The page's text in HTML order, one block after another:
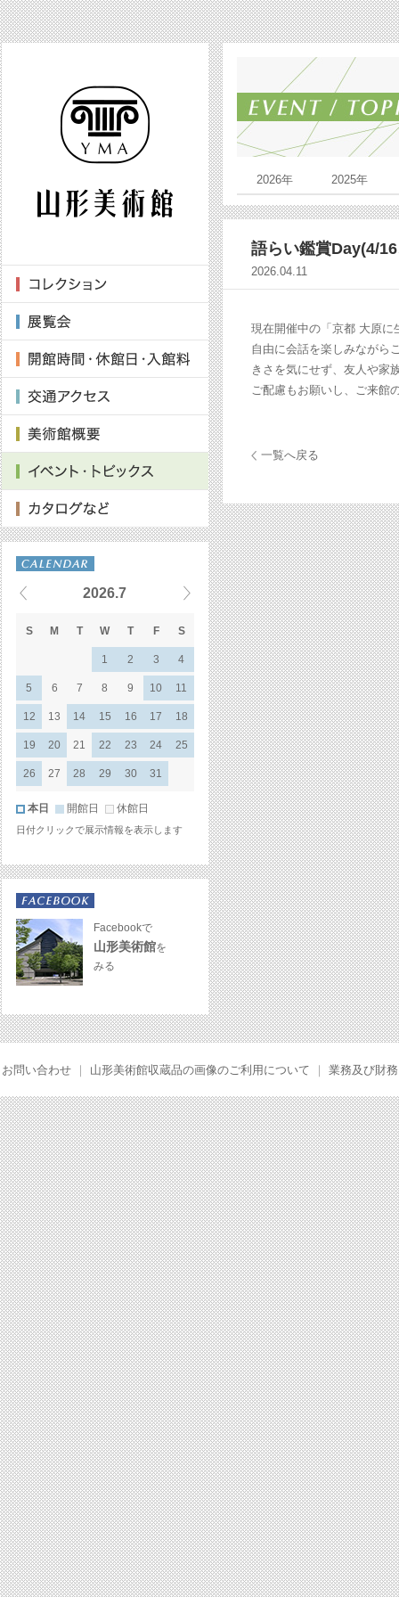
2026.7
S M T W T F S
1 2 3 4
5 6 7 8 9 10 11
12 13 14 15 16 17 18
19 20 21 22 23 24 25
26 27 28 29 30 31
本日 開館日 休館日
日付クリックで展示情報を表示します
Facebookで
山形美術館を
みる
2026年 2025年
語らい鑑賞Day(4/
2026.04.11
現在開催中の「京都 大原
自由に会話を楽しみながら
きさを気にせず、友人や家
ご配慮もお願いし、ご来館
一覧へ戻る
お問い合わせ 山形美術館収蔵品の画像のご利用について 業務及び財